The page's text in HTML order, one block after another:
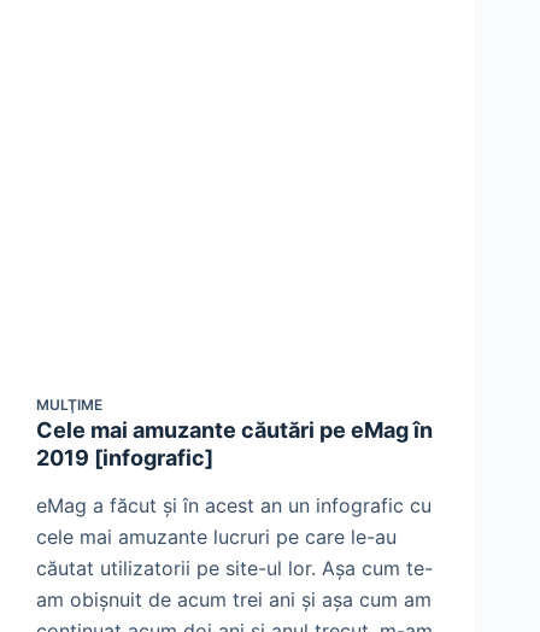
MULŢIME
Cele mai amuzante căutări pe eMag în
2019 [infografic]
eMag a făcut și în acest an un infografic cu
cele mai amuzante lucruri pe care le-au
căutat utilizatorii pe site-ul lor. Așa cum te-
am obișnuit de acum trei ani și așa cum am